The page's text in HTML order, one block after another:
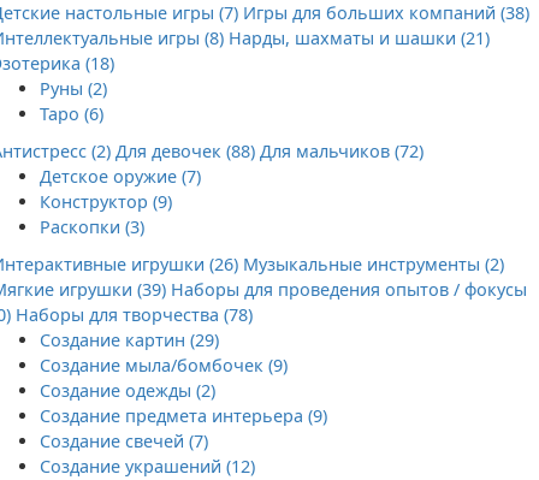
настольные игры (7) Игры для больших компаний (38)
игры (8) Нарды, шахматы и шашки (21)
(18)
Руны (2)
Таро (6)
(2) Для девочек (88) Для мальчиков (72)
Детское оружие (7)
Конструктор (9)
Раскопки (3)
игрушки (26) Музыкальные инструменты (2)
игрушки (39) Наборы для проведения опытов / фокусы
Наборы для творчества (78)
Создание картин (29)
Создание мыла/бомбочек (9)
Создание одежды (2)
Создание предмета интерьера (9)
Создание свечей (7)
Создание украшений (12)